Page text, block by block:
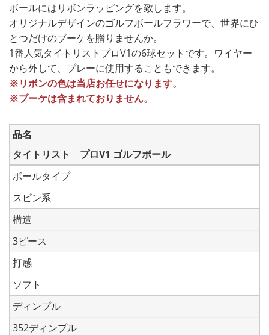
ボールにはリボンラッピングを致します。
オリジナルデザインのゴルフボールフラワーで、世界にひ
とつだけのブーケを贈りませんか。
1番人気タイトリストプロV1の6球セットです。ワイヤー
から外して、プレーに使用することもできます。
※リボンの色は当店お任せになります。
※ブーケは含まれておりません。
品名
タイトリスト プロV1 ゴルフボール
ボールタイプ
スピン系
構造
3ピース
打感
ソフト
ディンプル
352ディンプル